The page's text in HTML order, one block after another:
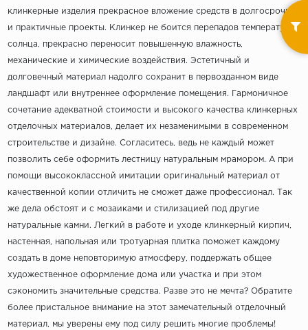
клинкерные изделия прекрасное вложение средств в долгосрочные
и практичные проекты. Клинкер не боится перепадов температур и
солнца, прекрасно переносит повышенную влажность,
механические и химические воздействия. Эстетичный и
долговечный материал надолго сохранит в первозданном виде
ландшафт или внутреннее оформление помещения. Гармоничное
сочетание адекватной стоимости и высокого качества клинкерных
отделочных материалов, делает их незаменимыми в современном
строительстве и дизайне. Согласитесь, ведь не каждый может
позволить себе оформить лестницу натуральным мрамором. А при
помощи высококлассной имитации оригинальный материал от
качественной копии отличить не сможет даже профессионал. Так
же дела обстоят и с мозаиками и стилизацией под другие
натуральные камни. Легкий в работе и уходе клинкерный кирпич,
настенная, напольная или тротуарная плитка поможет каждому
создать в доме неповторимую атмосферу, поддержать общее
художественное оформление дома или участка и при этом
сэкономить значительные средства. Разве это не мечта? Обратите
более пристальное внимание на этот замечательный отделочный
материал, мы уверены ему под силу решить многие проблемы!